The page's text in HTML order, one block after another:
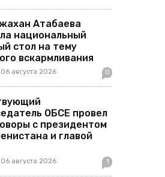
Атабаева
национальный
стол на тему
вскармливания
06 августа 2026 0
ОБСЕ провел
с президентом
и главой
06 августа 2026 1